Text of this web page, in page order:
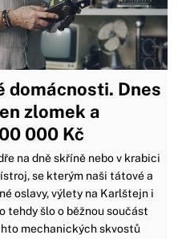
domácnosti. Dnes
zlomek a
000 Kč
na dně skříně nebo v krabici
se kterým naši tátové a
oslavy, výlety na Karlštejn i
tehdy šlo o běžnou součást
mechanických skvostů